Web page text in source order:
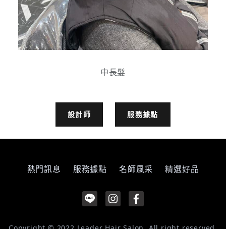
中長髮
設計師 服務據點
熱門訊息 服務據點 名師風采 精選好品